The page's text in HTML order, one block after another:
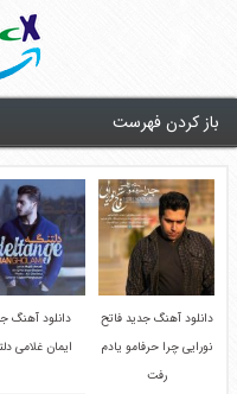
باز کردن فهرست
دانلود آهنگ جدید فاتح
نورایی چرا حرفامو یادم
رفت
دانلود آهنگ
ایمان غلامی